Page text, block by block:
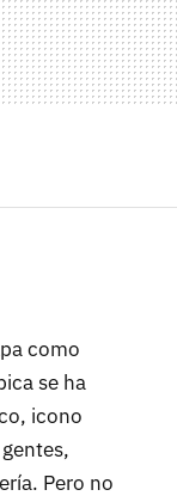
como
se ha
icono
Pero no